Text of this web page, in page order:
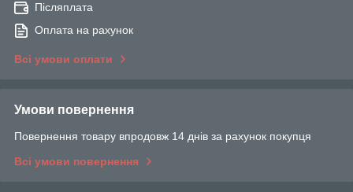
Післяплата
Оплата на рахунок
Всі умови оплати
Умови повернення
Повернення товару впродовж 14 днів за рахунок покупця
Всі умови повернення